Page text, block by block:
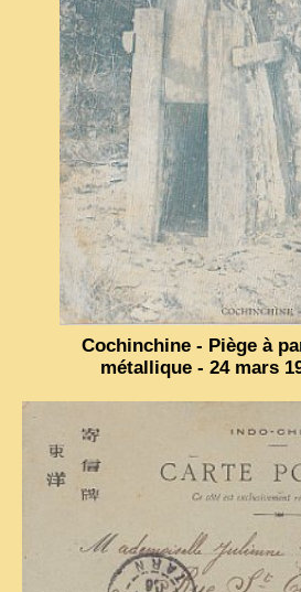
INDOCHINE HISTORIQUE
ARMÉE, JUSTICE, EDUCATION,
MÉTIERS, FÊTES, TRANSPORTS
TRADITIONS ET MODERNITÉ
INSOLITES
EN DIRECT
ENQUÊTES
L’ ACTU
2026 PERI, VIÊT-CONG
ZOOM PHOTO
DÊ THAM
Cochinchine - Piège à
métallique - 24 mars